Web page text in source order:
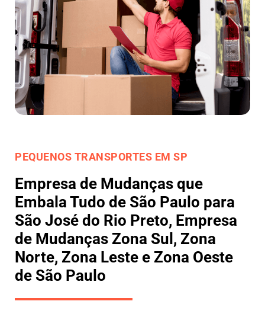
PEQUENOS TRANSPORTES EM SP
Empresa de Mudanças que
Embala Tudo de São Paulo para
São José do Rio Preto, Empresa
de Mudanças Zona Sul, Zona
Norte, Zona Leste e Zona Oeste
de São Paulo